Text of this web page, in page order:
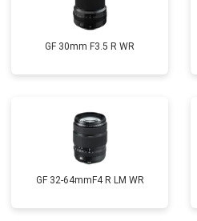
GF 30mm F3.5 R WR
GF 32-64mmF4 R LM WR